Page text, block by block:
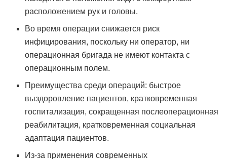
расположением рук и головы.
Во время операции снижается риск
инфицирования, поскольку ни оператор, ни
операционная бригада не имеют контакта с
операционным полем.
Преимущества среди операций: быстрое
выздоровление пациентов, кратковременная
госпитализация, сокращенная послеоперационная
реабилитация, кратковременная социальная
адаптация пациентов.
Из-за применения современных